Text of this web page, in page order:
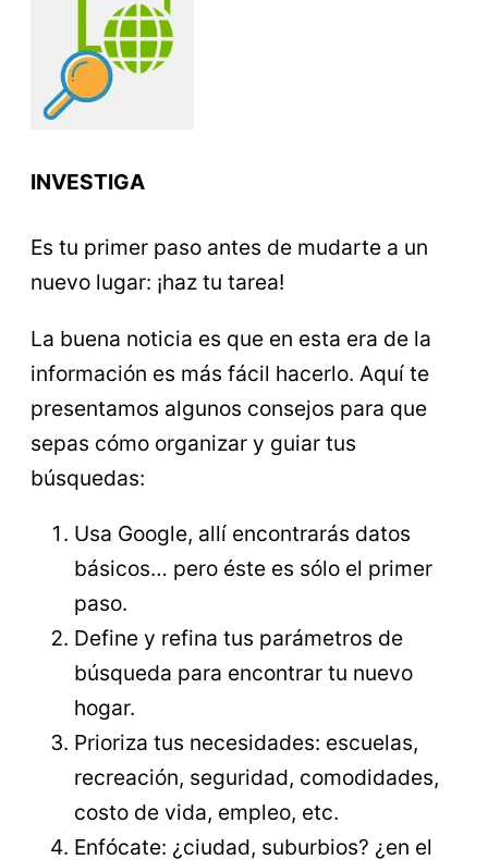
INVESTIGA
Es tu primer paso antes de mudarte a un
nuevo lugar: ¡haz tu tarea!
La buena noticia es que en esta era de la
información es más fácil hacerlo. Aquí te
presentamos algunos consejos para que
sepas cómo organizar y guiar tus
búsquedas:
Usa Google, allí encontrarás datos
básicos… pero éste es sólo el primer
paso.
Define y refina tus parámetros de
búsqueda para encontrar tu nuevo
hogar.
Prioriza tus necesidades: escuelas,
recreación, seguridad, comodidades,
costo de vida, empleo, etc.
Enfócate: ¿ciudad, suburbios? ¿en el